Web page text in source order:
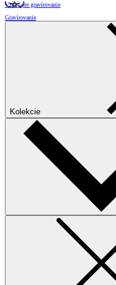
Vzory pre gravírovanie
Gravírovanie
Kolekcie